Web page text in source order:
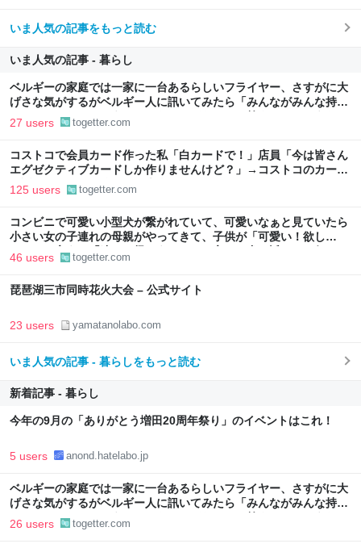
いま人気の記事をもっと読む
いま人気の記事 - 暮らし
ベルギーの家庭では一家に一台あるらしいフライヤー、さすがに大
げさな気がするがベルギー人に訊いてみたら「みんながみんな持っ
てるわけやないで。うちにはあるけどな」とか答えるんだろうな
27 users togetter.com
コストコで会員カード作った私「白カードで！」店員「今は皆さん
エグゼクティブカードしか作りませんけど？」→コストコのカード
勧誘はやたら圧が強いが、本当にお得なの？
125 users togetter.com
コンビニで可愛い小型犬が繋がれていて、可愛いなぁと見ていたら
小さい女の子連れの母親がやってきて、子供が「可愛い！欲し
い！」と言うと「連れて帰ろうか？」と言って犬に近づいて行った
46 users togetter.com
琵琶湖三市同時花火大会 – 公式サイト
23 users yamatanolabo.com
いま人気の記事 - 暮らしをもっと読む
新着記事 - 暮らし
今年の9月の「ありがとう増田20周年祭り」のイベントはこれ！
5 users anond.hatelabo.jp
ベルギーの家庭では一家に一台あるらしいフライヤー、さすがに大
げさな気がするがベルギー人に訊いてみたら「みんながみんな持っ
てるわけやないで。うちにはあるけどな」とか答えるんだろうな
26 users togetter.com